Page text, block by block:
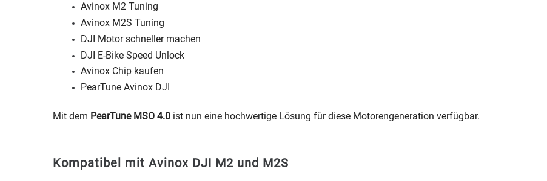
Avinox M2 Tuning
Avinox M2S Tuning
DJI Motor schneller machen
DJI E-Bike Speed Unlock
Avinox Chip kaufen
PearTune Avinox DJI
Mit dem PearTune MSO 4.0 ist nun eine hochwertige Lösung für diese Motorengeneration verfügbar.
Kompatibel mit Avinox DJI M2 und M2S